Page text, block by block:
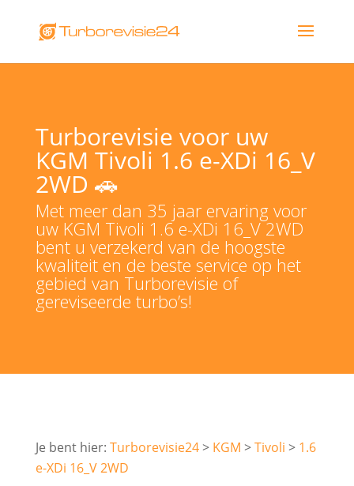
Turborevisie voor uw
KGM Tivoli 1.6 e-XDi 16_V
2WD 🚗
Met meer dan 35 jaar ervaring voor
uw KGM Tivoli 1.6 e-XDi 16_V 2WD
bent u verzekerd van de hoogste
kwaliteit en de beste service op het
gebied van Turborevisie of
gereviseerde turbo’s!
Turborevisie24 KGM Tivoli
1.6
e-XDi 16_V 2WD